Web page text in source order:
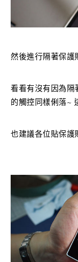
然後進行隔著保護
看看有沒有因為隔
的觸控同樣俐落~
也建議各位貼保護